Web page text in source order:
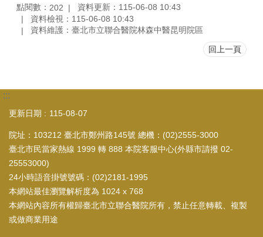
點閱數： 202
資料更新：115-06-08 10:43
資料檢視：115-06-08 10:43
資料維護：臺北市立聯合醫院林森中醫昆明院區
回上一頁
:::
更新日期 115-08-07
院址：103212 臺北市鄭州路145號 總機：(02)2555-3000
臺北市民當家熱線 1999 轉 888 本院客服中心(外縣市請撥 02-
25553000)
24小時語音掛號號碼：(02)2181-1995
本網站最佳瀏覽解析度為 1024 x 768
本網站內容所有權歸臺北市立聯合醫院所有，禁止任意轉載、複製
或做商業用途